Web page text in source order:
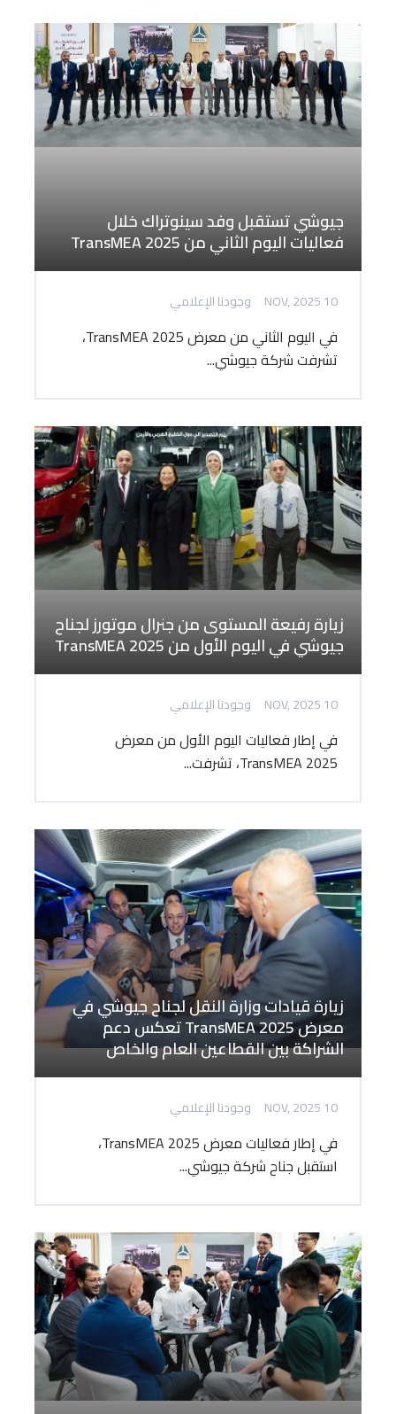
جيوشي تستقبل وفد سينوتراك خلال
فعاليات اليوم الثاني من TransMEA 2025
10 NOV, 2025 وجودنا الإعلامي
في اليوم الثاني من معرض TransMEA 2025،
تشرفت شركة جيوشي...
زيارة رفيعة المستوى من جنرال موتورز لجناح
جيوشي في اليوم الأول من TransMEA 2025
10 NOV, 2025 وجودنا الإعلامي
في إطار فعاليات اليوم الأول من معرض
TransMEA 2025، تشرفت...
زيارة قيادات وزارة النقل لجناح جيوشي في
معرض TransMEA 2025 تعكس دعم
الشراكة بين القطاعين العام والخاص
10 NOV, 2025 وجودنا الإعلامي
في إطار فعاليات معرض TransMEA 2025،
استقبل جناح شركة جيوشي...